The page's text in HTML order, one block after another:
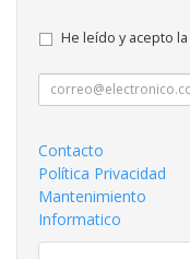
He leído y acepto la
Contacto
Política Privacidad
Mantenimiento
Informatico